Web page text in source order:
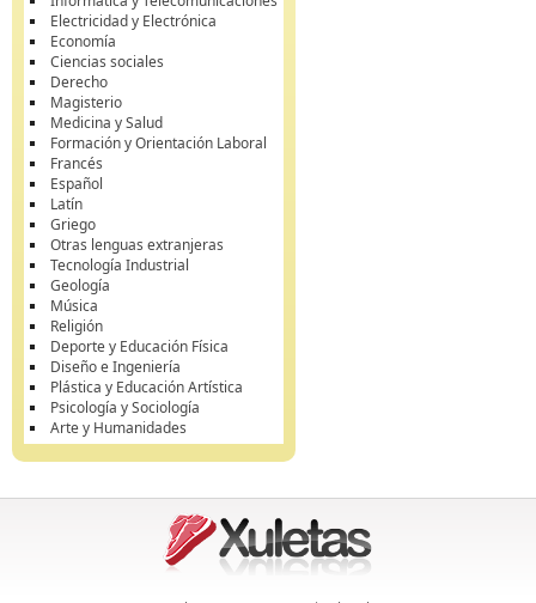
Electricidad y Electrónica
Economía
Ciencias sociales
Derecho
Magisterio
Medicina y Salud
Formación y Orientación Laboral
Francés
Español
Latín
Griego
Otras lenguas extranjeras
Tecnología Industrial
Geología
Música
Religión
Deporte y Educación Física
Diseño e Ingeniería
Plástica y Educación Artística
Psicología y Sociología
Arte y Humanidades